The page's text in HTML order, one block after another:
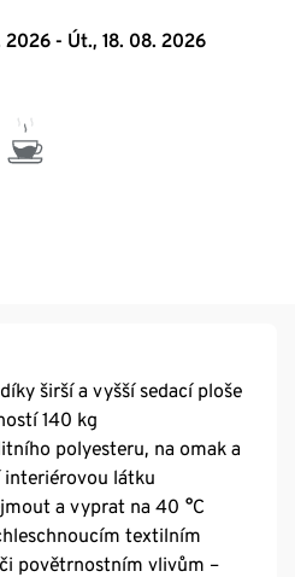
2026 - Út., 18. 08. 2026
širší a vyšší sedací ploše
140 kg
polyesteru, na omak a
látku
a vyprat na 40 °C
textilním
povětrnostním vlivům –